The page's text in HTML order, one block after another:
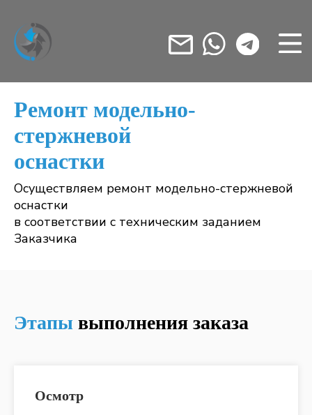
Ремонт модельно-
стержневой
оснастки
Осуществляем ремонт модельно-стержневой
оснастки
в соответствии с техническим заданием
Заказчика
Этапы выполнения заказа
Осмотр